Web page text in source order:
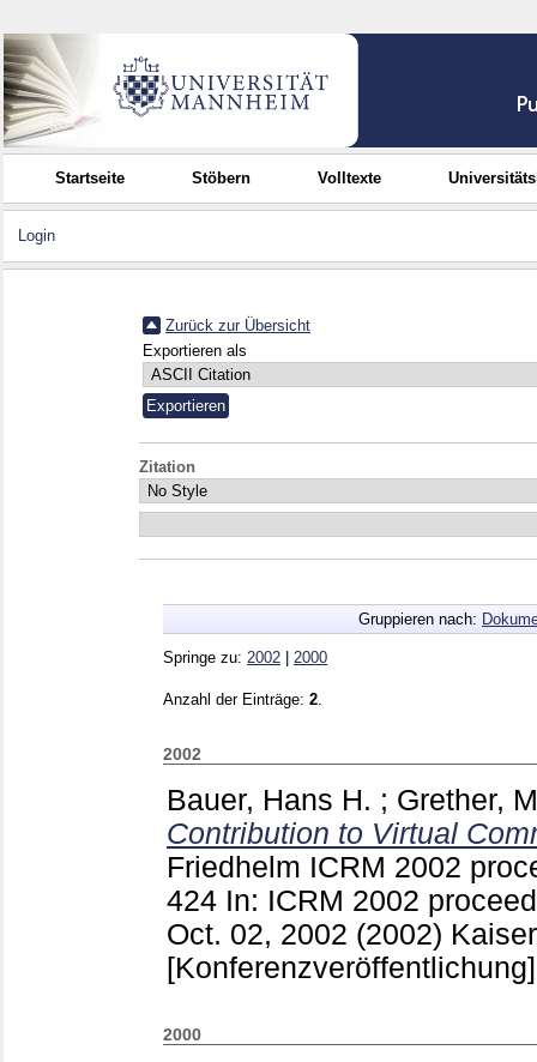
Startseite Stöbern Volltexte
Login
Zurück zur Übersicht
Exportieren als
Zitation
Gruppieren nach:
Springe zu: 2002 2000
Anzahl der Einträge: 2
2002
Bauer, Hans H. ; Grether,
Contribution to Virtual
Friedhelm ICRM 2002
424 In: ICRM 2002
Oct. 02, 2002 (2002)
[Konferenzveröffentlichung]
2000